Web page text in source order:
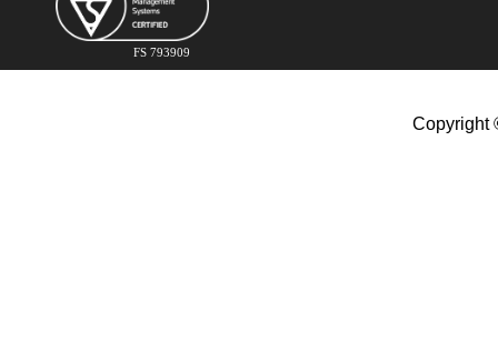
FS 793909
Copyright